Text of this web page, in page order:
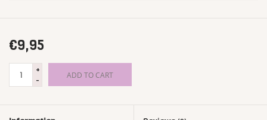
€9,95
+
-
ADD TO CART